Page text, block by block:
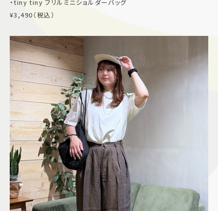
・tiny tiny フリルミニショルダーバッグ
¥3,490（税込）